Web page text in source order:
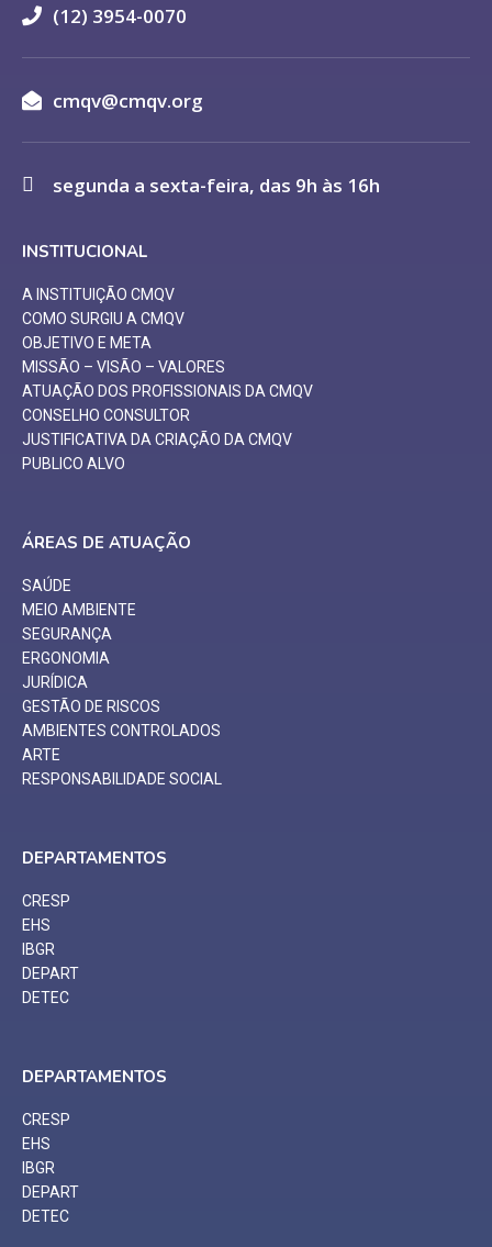
(12) 3954-0070
cmqv@cmqv.org
segunda a sexta-feira, das 9h às 16h
INSTITUCIONAL
A INSTITUIÇÃO CMQV
COMO SURGIU A CMQV
OBJETIVO E META
MISSÃO – VISÃO – VALORES
ATUAÇÃO DOS PROFISSIONAIS DA CMQV
CONSELHO CONSULTOR
JUSTIFICATIVA DA CRIAÇÃO DA CMQV
PUBLICO ALVO
ÁREAS DE ATUAÇÃO
SAÚDE
MEIO AMBIENTE
SEGURANÇA
ERGONOMIA
JURÍDICA
GESTÃO DE RISCOS
AMBIENTES CONTROLADOS
ARTE
RESPONSABILIDADE SOCIAL
DEPARTAMENTOS
CRESP
EHS
IBGR
DEPART
DETEC
DEPARTAMENTOS
CRESP
EHS
IBGR
DEPART
DETEC